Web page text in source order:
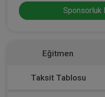
Sponsorluk
Eğitmen
Taksit Tablosu